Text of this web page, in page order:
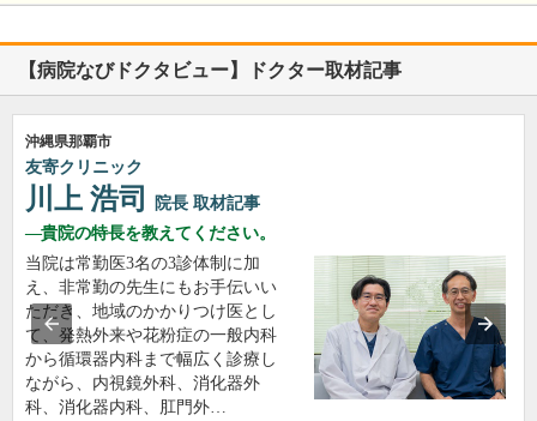
【病院なびドクタビュー】ドクター取材記事
沖縄県那覇市
友寄クリニック
川上 浩司 院長 取材記事
貴院の特長を教えてください。
当院は常勤医3名の3診体制に加
え、非常勤の先生にもお手伝いい
ただき、地域のかかりつけ医とし
て、発熱外来や花粉症の一般内科
から循環器内科まで幅広く診療し
ながら、内視鏡外科、消化器外
科、消化器内科、肛門外…